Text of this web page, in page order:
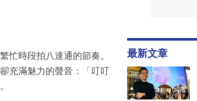
忙時段拍八達通的節奏。
充滿魅力的聲音：「叮叮
最新文章